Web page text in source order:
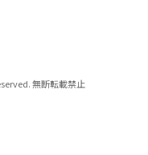
無断転載禁止